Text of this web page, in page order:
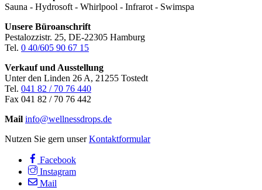
Sauna - Hydrosoft - Whirlpool - Infrarot - Swimspa
Unsere Büroanschrift
Pestalozzistr. 25, DE-22305 Hamburg
Tel. 0 40/605 90 67 15
Verkauf und Ausstellung
Unter den Linden 26 A, 21255 Tostedt
Tel. 041 82 / 70 76 440
Fax 041 82 / 70 76 442
Mail info@wellnessdrops.de
Nutzen Sie gern unserKontaktformular
Facebook
Instagram
Mail